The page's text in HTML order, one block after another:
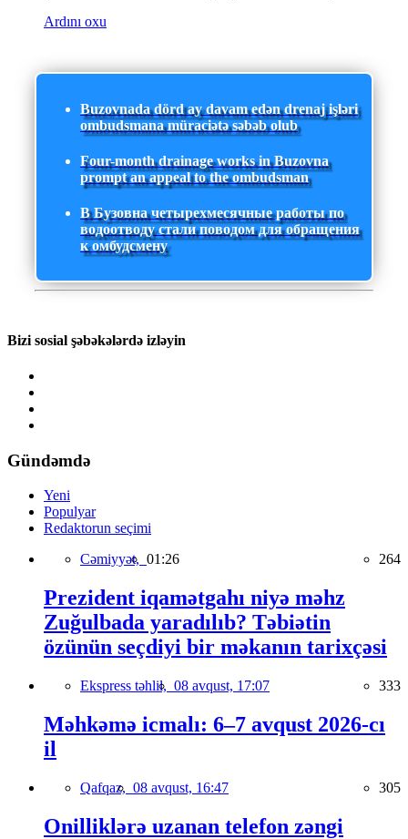
Ardını oxu
Buzovnada dörd ay davam edən drenaj işləri
ombudsmana müraciətə səbəb olub
Four-month drainage works in Buzovna
prompt an appeal to the ombudsman
В Бузовна четырехмесячные работы по
водоотводу стали поводом для обращения
к омбудсмену
Bizi sosial şəbəkələrdə izləyin
Gündəmdə
Yeni
Populyar
Redaktorun seçimi
Cəmiyyət, 01:26 264
Prezident iqamətgahı niyə məhz
Zuğulbada yaradılıb? Təbiətin
özünün seçdiyi bir məkanın tarixçəsi
Ekspress təhlil, 08 avqust, 17:07 333
Məhkəmə icmalı: 6–7 avqust 2026-cı
il
Qafqaz, 08 avqust, 16:47 305
Onilliklərə uzanan telefon zəngi